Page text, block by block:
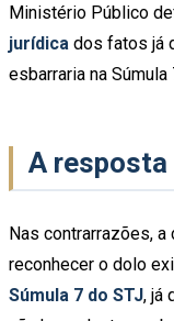
Ministério Público
jurídica dos fatos já
esbarraria na Súmula
A resposta
Nas contrarrazões,
reconhecer o dolo
Súmula 7 do STJ, já